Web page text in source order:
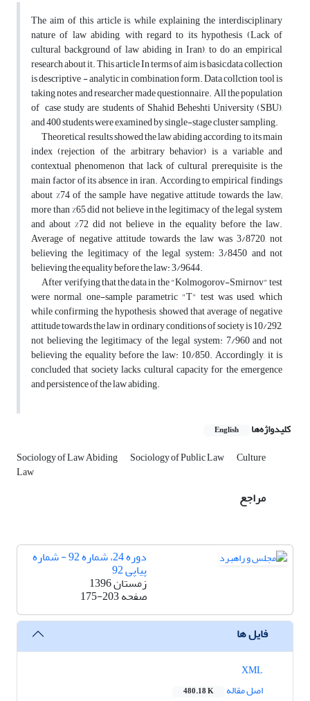
The aim of this article is, while explaining the interdisciplinary
nature of law abiding, with regard to its hypothesis (Lack of
cultural background of law abiding in Iran), to do an empirical
research about it. This article In terms of aim is basic,data collection
is descriptive - analytic in combination form. Data collction tool is
taking notes and researcher made questionnaire. All the population
of case study are students of Shahid Beheshti University (SBU),
and 400 students were examined by single-stage cluster sampling.
Theoretical results showed the law abiding according to its main
index (rejection of the arbitrary behavior) is a variable and
contextual phenomenon that lack of cultural prerequisite is the
main factor of its absence in iran. According to empirical findings
about %74 of the sample have negative attitude towards the law;
more than %65 did not believe in the legitimacy of the legal system
and about %72 did not believe in the equality before the law.
Average of negative attitude towards the law was 3/8720, not
believing the legitimacy of the legal system: 3/8450 and not
believing the equality before the law: 3/9644.
After verifying that the data in the "Kolmogorov-Smirnov" test
were normal, one-sample parametric "T" test was used, which
while confirming the hypothesis, showed that average of negative
attitude towards the law in ordinary conditions of society is 10/292,
not believing the legitimacy of the legal system: 7/960 and not
believing the equality before the law: 10/850. Accordingly, it is
concluded that society lacks cultural capacity for the emergence
and persistence of the law abiding.
کلیدواژه‌ها English
Sociology of Law Abiding Sociology of Public Law Culture
Law
مراجع
دوره 24، شماره 92 - شماره
پیاپی 92
زمستان 1396
صفحه175-203
فایل ها
اصل مقاله
480.18 K